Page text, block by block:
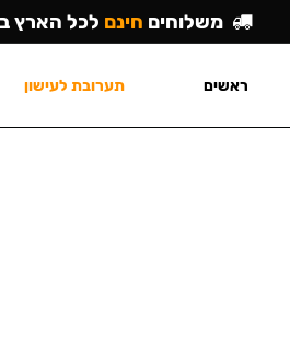
משלוחים חינם לכל הארץ
ראשים תערובת לעישון